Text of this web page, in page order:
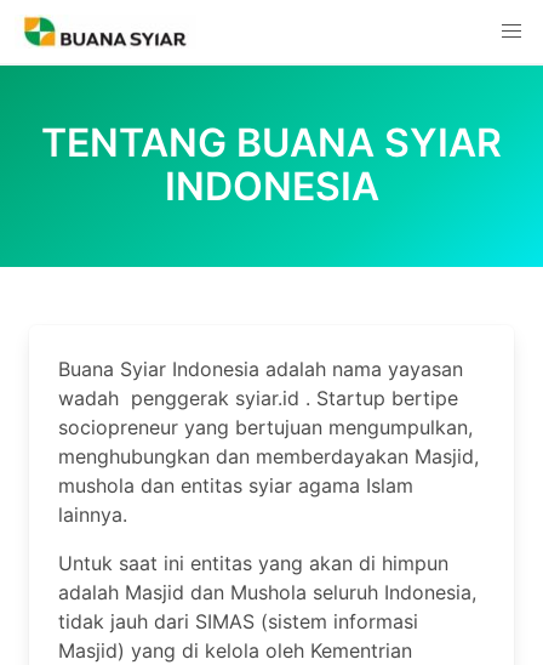
Skip
content
TENTANG BUANA SYIAR
INDONESIA
Buana Syiar Indonesia adalah nama yayasan
wadah penggerak syiar.id . Startup bertipe
sociopreneur yang bertujuan mengumpulkan,
menghubungkan dan memberdayakan Masjid,
mushola dan entitas syiar agama Islam
lainnya.
Untuk saat ini entitas yang akan di himpun
adalah Masjid dan Mushola seluruh Indonesia,
tidak jauh dari SIMAS (sistem informasi
Masjid) yang di kelola oleh Kementrian